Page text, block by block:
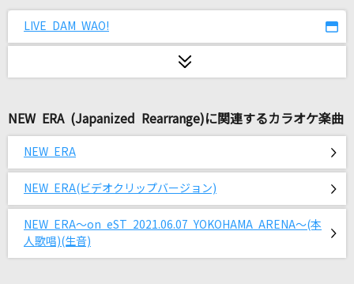
25コ目の染色体
[生音]水平線
[生音]サウダージ
ポルノグラフィティ
とってもとっても、ありがとう。
日向美ビタースイーツ♪
うっせぇわ
LIVE DAM WAO!
NEW ERA (Japanized Rearrange)に関連するカラオケ楽曲
NEW ERA
NEW ERA(ビデオクリップバージョン)
NEW ERA～on eST 2021.06.07 YOKOHAMA ARENA～(本
人歌唱)(生音)